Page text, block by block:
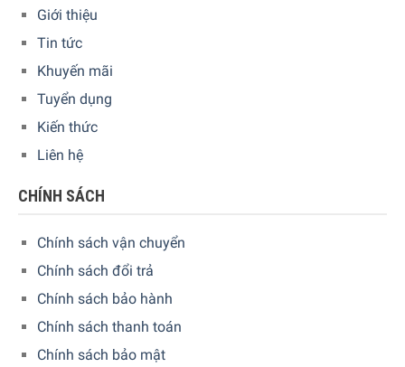
Giới thiệu
Tin tức
Khuyến mãi
Tuyển dụng
Kiến thức
Liên hệ
CHÍNH SÁCH
Chính sách vận chuyển
Chính sách đổi trả
Chính sách bảo hành
Chính sách thanh toán
Chính sách bảo mật